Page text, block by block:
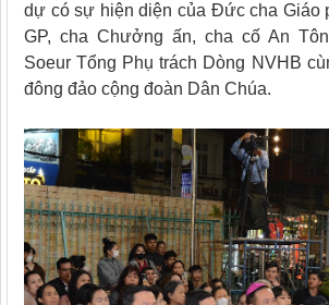
dự có sự hiện diện của Đức cha Giáo
GP, cha Chưởng ấn, cha cố An
Soeur Tổng Phụ trách Dòng NVHB
đông đảo cộng đoàn Dân Chúa.